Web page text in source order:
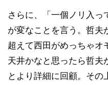
さらに、「一個ノリ入っ
が変なことを言う。哲夫
超えて西田がめっちゃオ
天井かなと思ったら哲夫
とより詳細に回顧。そ